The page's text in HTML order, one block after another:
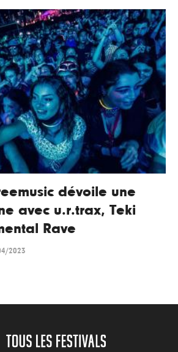
dévoile une
avec u.r.trax, Teki
Rave
2023